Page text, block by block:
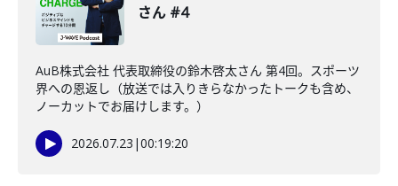
さん #4
AuB株式会社 代表取締役の鈴木啓太さん 第4回。スポーツ
界への恩返し（放送では入りきらなかったトークも含め、
ノーカットでお届けします。）
2026.07.23 |00:19:20